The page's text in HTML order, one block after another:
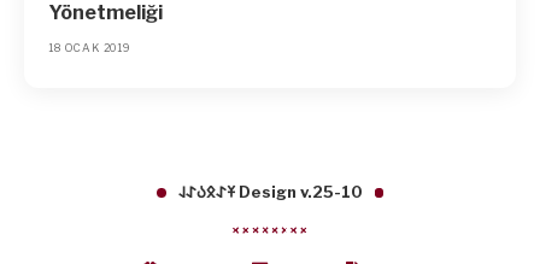
Yönetmeliği
18 OCAK 2019
𐱁𐰀𐰋𐰉𐰀𐰞 Design v.25-10